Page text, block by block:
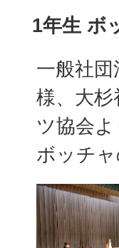
1年生 ボ
一般社
様、大
ツ協会
ボッチ